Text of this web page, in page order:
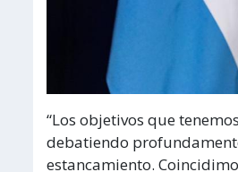
“Los objetivos que
debatiendo
estancamiento.